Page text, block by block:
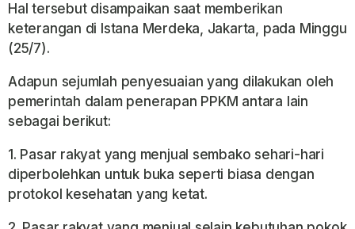
Hal tersebut disampaikan saat memberikan
keterangan di Istana Merdeka, Jakarta, pada Minggu
(25/7).
Adapun sejumlah penyesuaian yang dilakukan oleh
pemerintah dalam penerapan PPKM antara lain
sebagai berikut:
1. Pasar rakyat yang menjual sembako sehari-hari
diperbolehkan untuk buka seperti biasa dengan
protokol kesehatan yang ketat.